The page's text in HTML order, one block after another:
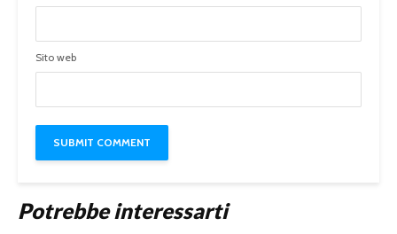
Sito web
Potrebbe interessarti